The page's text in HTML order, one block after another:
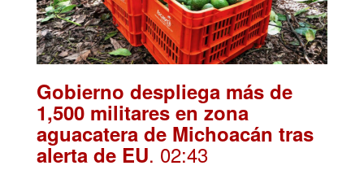
Gobierno despliega más de
1,500 militares en zona
aguacatera de Michoacán tras
alerta de EU. 02:43